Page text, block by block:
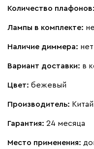
Количество плафонов:
Лампы в комплекте:
Наличие диммера: нет
Вариант доставки: в
Цвет: бежевый
Производитель: Китай
Гарантия: 24 месяца
Место применения: